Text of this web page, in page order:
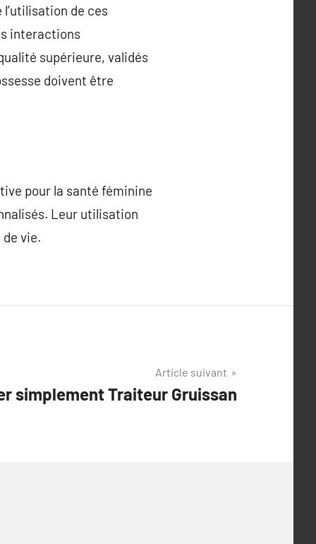
de ces
interactions
supérieure, validés
doivent être
pour la santé féminine
Leur utilisation
vie.
Article suivant
simplement Traiteur Gruissan